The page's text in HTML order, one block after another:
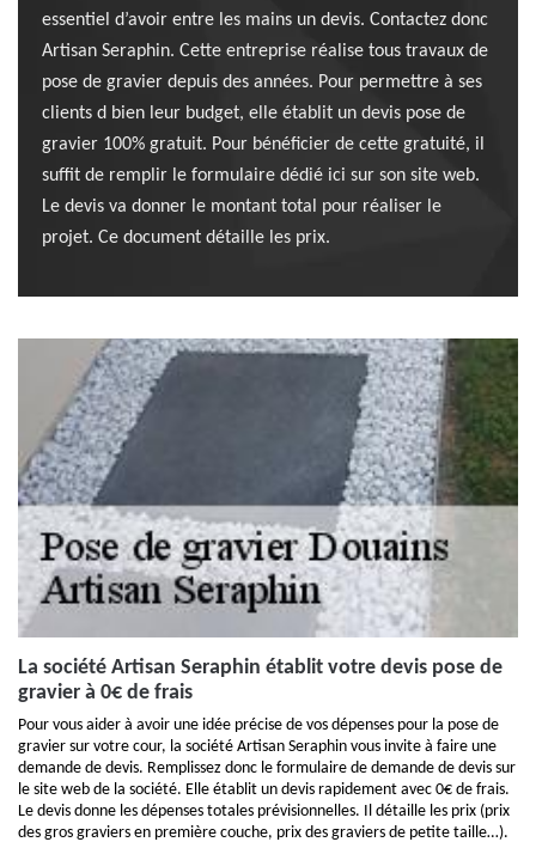
essentiel d’avoir entre les mains un devis. Contactez donc
Artisan Seraphin. Cette entreprise réalise tous travaux de
pose de gravier depuis des années. Pour permettre à ses
clients d bien leur budget, elle établit un devis pose de
gravier 100% gratuit. Pour bénéficier de cette gratuité, il
suffit de remplir le formulaire dédié ici sur son site web.
Le devis va donner le montant total pour réaliser le
projet. Ce document détaille les prix.
La société Artisan Seraphin établit votre devis pose de
gravier à 0€ de frais
Pour vous aider à avoir une idée précise de vos dépenses pour la pose de
gravier sur votre cour, la société Artisan Seraphin vous invite à faire une
demande de devis. Remplissez donc le formulaire de demande de devis sur
le site web de la société. Elle établit un devis rapidement avec 0€ de frais.
Le devis donne les dépenses totales prévisionnelles. Il détaille les prix (prix
des gros graviers en première couche, prix des graviers de petite taille…).